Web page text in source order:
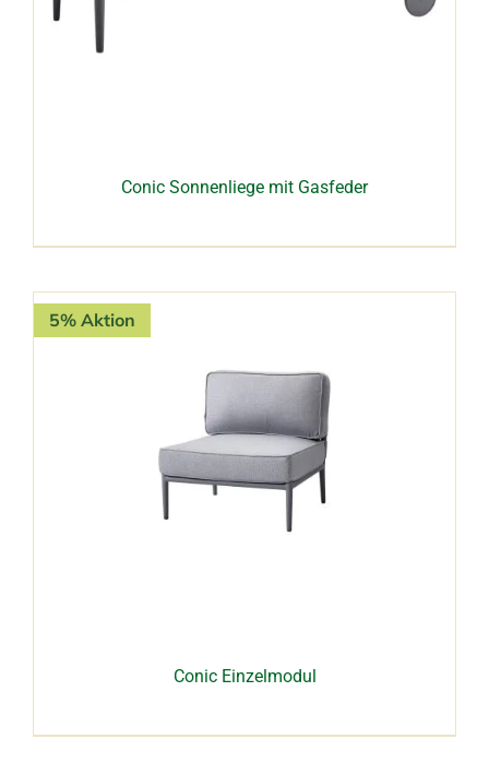
Conic Sonnenliege mit Gasfeder
5% Aktion
Conic Einzelmodul